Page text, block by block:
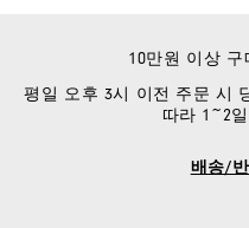
10만원 이상 구
평일 오후 3시 이전 주문 시
따라 1~2
배송/